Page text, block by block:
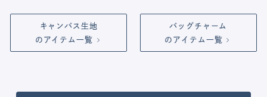
キャンバス生地
のアイテム一覧
バッグチャーム
のアイテム一覧